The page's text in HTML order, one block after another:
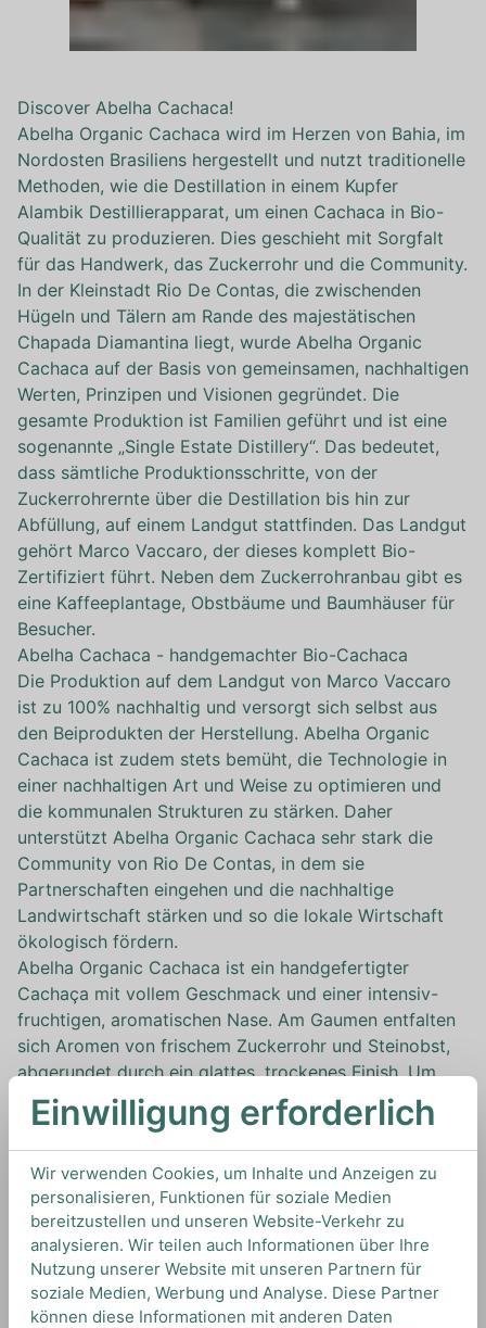
Discover Abelha Cachaca!
Abelha Organic Cachaca wird im Herzen von Bahia, im
Nordosten Brasiliens hergestellt und nutzt traditionelle
Methoden, wie die Destillation in einem Kupfer
Alambik Destillierapparat, um einen Cachaca in Bio-
Qualität zu produzieren. Dies geschieht mit Sorgfalt
für das Handwerk, das Zuckerrohr und die Community.
In der Kleinstadt Rio De Contas, die zwischenden
Hügeln und Tälern am Rande des majestätischen
Chapada Diamantina liegt, wurde Abelha Organic
Cachaca auf der Basis von gemeinsamen, nachhaltigen
Werten, Prinzipen und Visionen gegründet. Die
gesamte Produktion ist Familien geführt und ist eine
sogenannte „Single Estate Distillery“. Das bedeutet,
dass sämtliche Produktionsschritte, von der
Zuckerrohrernte über die Destillation bis hin zur
Abfüllung, auf einem Landgut stattfinden. Das Landgut
gehört Marco Vaccaro, der dieses komplett Bio-
Zertifiziert führt. Neben dem Zuckerrohranbau gibt es
eine Kaffeeplantage, Obstbäume und Baumhäuser für
Besucher.
Abelha Cachaca - handgemachter Bio-Cachaca
Die Produktion auf dem Landgut von Marco Vaccaro
ist zu 100% nachhaltig und versorgt sich selbst aus
den Beiprodukten der Herstellung. Abelha Organic
Cachaca ist zudem stets bemüht, die Technologie in
einer nachhaltigen Art und Weise zu optimieren und
die kommunalen Strukturen zu stärken. Daher
unterstützt Abelha Organic Cachaca sehr stark die
Community von Rio De Contas, in dem sie
Partnerschaften eingehen und die nachhaltige
Landwirtschaft stärken und so die lokale Wirtschaft
ökologisch fördern.
Abelha Organic Cachaca ist ein handgefertigter
Cachaça mit vollem Geschmack und einer intensiv-
fruchtigen, aromatischen Nase. Am Gaumen entfalten
sich Aromen von frischem Zuckerrohr und Steinobst,
abgerundet durch ein glattes, trockenes Finish. Um
den besonderen Charakter von Abelha Organic
Cachaca zu erzeugen, ruht der Cachaça 6 Monate
lang in offenen Stahltanks, damit die Nebenprodukte
verdampfen und oxidieren können, wodurch der
Cachaça sein charakteristisches Bouquet erhält. Es
wird kein Zucker hinzugefügt und es gibt keine
Verunreinigungen oder Toxine in dem Cachaça. Dies
sorgt für eine besondere Frische in der Nase und eine
merkbare Reinheit am Gaumen.
Einwilligung erforderlich
Wir verwenden Cookies, um Inhalte und Anzeigen zu
personalisieren, Funktionen für soziale Medien
bereitzustellen und unseren Website-Verkehr zu
analysieren. Wir teilen auch Informationen über Ihre
Nutzung unserer Website mit unseren Partnern für
soziale Medien, Werbung und Analyse. Diese Partner
können diese Informationen mit anderen Daten